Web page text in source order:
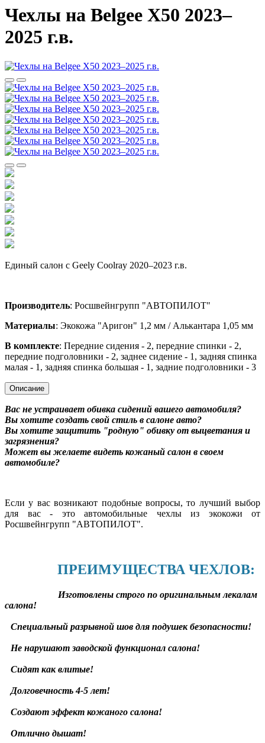
Чехлы на Belgee X50 2023–
2025 г.в.
Единый салон с Geely Coolray 2020–2023 г.в.
Производитель: Росшвейнгрупп "АВТОПИЛОТ"
Материалы: Экокожа "Аригон" 1,2 мм / Алькантара 1,05 мм
В комплекте: Передние сидения - 2, передние спинки - 2,
передние подголовники - 2, заднее сидение - 1, задняя спинка
малая - 1, задняя спинка большая - 1, задние подголовники - 3
Описание
Вас не устраивает обивка сидений вашего автомобиля?
Вы хотите создать свой стиль в салоне авто?
Вы хотите защитить "родную" обивку от выцветания и
загрязнения?
Может вы желаете видеть кожаный салон в своем
автомобиле?
Если у вас возникают подобные вопросы, то лучший выбор
для вас - это автомобильные чехлы из экокожи от
Росшвейнгрупп "АВТОПИЛОТ".
ПРЕИМУЩЕСТВА ЧЕХЛОВ:
Изготовлены строго по оригинальным лекалам
салона!
Специальный разрывной шов для подушек безопасности!
Не нарушают заводской функционал салона!
Сидят как влитые!
Долговечность 4-5 лет!
Создают эффект кожаного салона!
Отлично дышат!